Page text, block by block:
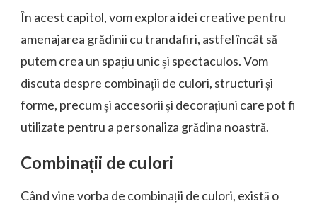
În acest capitol, vom explora idei creative pentru
amenajarea grădinii cu trandafiri, astfel încât să
putem crea un spațiu unic și spectaculos. Vom
discuta despre combinații de culori, structuri și
forme, precum și accesorii și decorațiuni care pot fi
utilizate pentru a personaliza grădina noastră.
Combinații de culori
Când vine vorba de combinații de culori, există o